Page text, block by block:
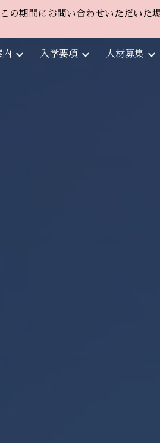
期間にお問い合わせいただいた
内 入学要項 人材募集